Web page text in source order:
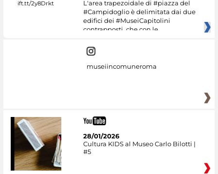
L'area trapezoidale di #piazza del
#Campidoglio è delimitata dai due
edifici dei #MuseiCapitolini
contrapposti, che con le
museiincomuneroma
28/01/2026
Cultura KIDS al Museo Carlo Bilotti |
#5